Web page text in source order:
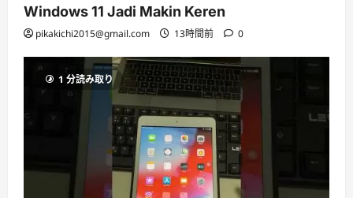
Windows 11 Jadi Makin Keren
pikakichi2015@gmail.com 13時間前 0
1 分読み取り